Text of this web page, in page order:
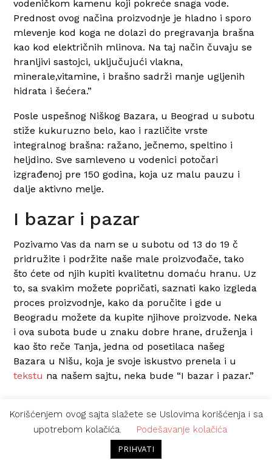
vodeničkom kamenu koji pokreće snaga vode.
Prednost ovog načina proizvodnje je hladno i sporo
mlevenje kod koga ne dolazi do pregravanja brašna
kao kod električnih mlinova. Na taj način čuvaju se
hranljivi sastojci, uključujući vlakna,
minerale,vitamine, i brašno sadrži manje ugljenih
hidrata i šećera.”
Posle uspešnog Niškog Bazara, u Beograd u subotu
stiže kukuruzno belo, kao i različite vrste
integralnog brašna: ražano, ječnemo, speltino i
heljdino. Sve samleveno u vodenici potočari
izgrađenoj pre 150 godina, koja uz malu pauzu i
dalje aktivno melje.
I bazar i pazar
Pozivamo Vas da nam se u subotu od 13 do 19 č
pridružite i podržite naše male proizvođače, tako
što ćete od njih kupiti kvalitetnu domaću hranu. Uz
to, sa svakim možete popričati, saznati kako izgleda
proces proizvodnje, kako da poručite i gde u
Beogradu možete da kupite njihove proizvode. Neka
i ova subota bude u znaku dobre hrane, druženja i
kao što reče Tanja, jedna od posetilaca našeg
Bazara u Nišu, koja je svoje iskustvo prenela i u
tekstu na našem sajtu, neka bude “I bazar i pazar.”
Korišćenjem ovog sajta slažete se Uslovima korišćenja i sa
upotrebom kolačića.
Podešavanje kolačića
PRIHVATI